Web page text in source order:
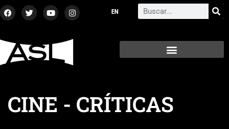
al
F
a
c
o
k
T
w
i
e
r
Y
o
u
b
I
n
s
a
Search
CINE - CRÍTICAS